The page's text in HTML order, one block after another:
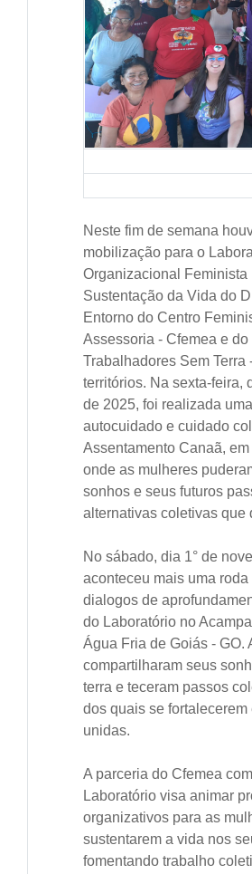
Neste fim de semana
mobilização para o
Organizacional Feminista
Sustentação da Vida do
Entorno do Centro
Assessoria - Cfemea e
Trabalhadores Sem Terra
territórios. Na sexta-feira,
de 2025, foi realizada
autocuidado e cuidado
Assentamento Canaã,
onde as mulheres
sonhos e seus futuros
alternativas coletivas que
No sábado, dia 1° de
aconteceu mais uma
dialogos de
do Laboratório no
Água Fria de Goiás - GO.
compartilharam seus
terra e teceram passos
dos quais se fortalecerem
unidas.
A parceria do Cfemea
Laboratório visa animar
organizativos para as
sustentarem a vida nos
fomentando trabalho